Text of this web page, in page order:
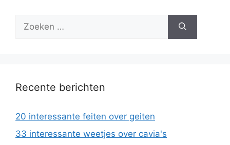
Zoek
Recente berichten
20 interessante feiten over geiten
33 interessante weetjes over cavia's